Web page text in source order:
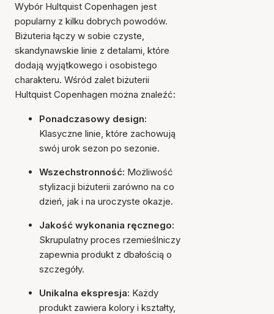
Wybór Hultquist Copenhagen jest
popularny z kilku dobrych powodów.
Biżuteria łączy w sobie czyste,
skandynawskie linie z detalami, które
dodają wyjątkowego i osobistego
charakteru. Wśród zalet biżuterii
Hultquist Copenhagen można znaleźć:
Ponadczasowy design:
Klasyczne linie, które zachowują
swój urok sezon po sezonie.
Wszechstronność: Możliwość
stylizacji biżuterii zarówno na co
dzień, jak i na uroczyste okazje.
Jakość wykonania ręcznego:
Skrupulatny proces rzemieślniczy
zapewnia produkt z dbałością o
szczegóły.
Unikalna ekspresja: Każdy
produkt zawiera kolory i kształty,